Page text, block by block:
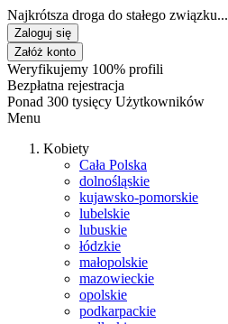
Najkrótsza droga do stałego związku...
Zaloguj się
Załóż konto
Weryfikujemy 100% profili
Bezpłatna rejestracja
Ponad 300 tysięcy Użytkowników
Menu
Kobiety
Cała Polska
dolnośląskie
kujawsko-pomorskie
lubelskie
lubuskie
łódzkie
małopolskie
mazowieckie
opolskie
podkarpackie